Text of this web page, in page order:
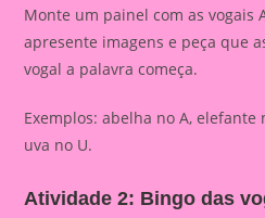
Monte um painel com as vogais
apresente imagens e peça que
vogal a palavra começa.
Exemplos: abelha no A, elefante
uva no U.
Atividade 2: Bingo das